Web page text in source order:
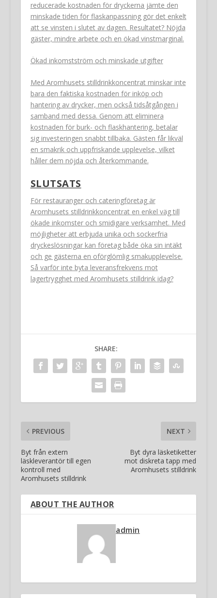
reducerade kostnaden för dryckerna jämte den
minskade tiden för flaskanpassning gör det enkelt
att se vinsten i slutet av dagen. Resultatet? Nöjda
gäster, mindre arbete och en ökad vinstmarginal.
Ökad inkomstström och minskade utgifter
Med Aromhusets stilldrinkkoncentrat minskar inte
bara den faktiska kostnaden för inköp och
hantering av drycker, men också tidsåtgången i
samband med dessa. Genom att eliminera
kostnaden för burk- och flaskhantering, betalar
sig investeringen snabbt tillbaka. Gästen får likväl
en smakrik och uppfriskande upplevelse, vilket
håller dem nöjda och återkommande.
SLUTSATS
För restauranger och cateringföretag är
Aromhusets stilldrinkkoncentrat en enkel väg till
ökade inkomster och smidigare verksamhet. Med
möjligheter att erbjuda unika och sockerfria
dryckeslösningar kan företag både öka sin intäkt
och ge gästerna en oförglömlig smakupplevelse.
Så varför inte byta leveransfrekvens mot
lagertrygghet med Aromhusets stilldrink idag?
SHARE:
PREVIOUS
Byt från extern
läskleverantör till egen
kontroll med
Aromhusets stilldrink
NEXT
Byt dyra läsketiketter
mot diskreta tapp med
Aromhusets stilldrink
ABOUT THE AUTHOR
admin